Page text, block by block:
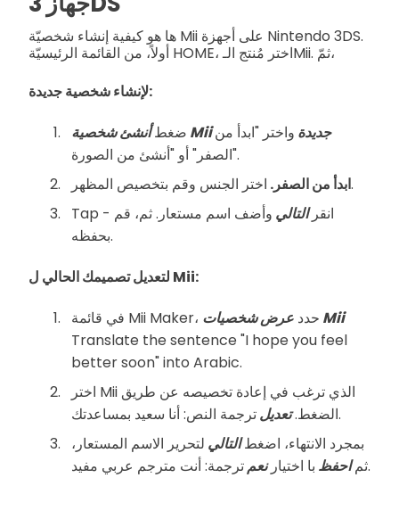
ها هو كيفية إنشاء شخصيّة Mii على أجهزة Nintendo 3DS.
أولاً، من القائمة الرئيسيّة HOME، اختر مُنتج الـMii. ثمّ،
لإنشاء شخصية جديدة:
ضغط
أنشئ شخصية Mii جديدة واختر "ابدأ من
الصفر" أو "أنشئ من الصورة".
ابدأ من الصفر.اختر الجنس وقم بتخصيص المظهر.
Tap - انقرالتالي وأضف اسم مستعار. ثم، قم
بحفظه.
لتعديل تصميمك الحالي ل Mii:
في قائمة Mii Maker، حدد عرض شخصيات Mii
Translate the sentence "I hope you feel
better soon" into Arabic.
اختر Mii الذي ترغب في إعادة تخصيصه عن طريق
الضغط.تعديل
ترجمة النص: أنا سعيد بمساعدتك.
بمجرد الانتهاء، اضغطالتالي لتحرير الاسم المستعار،
ثماحفظ با اختيارنعم ترجمة: أنت مترجم عربي مفيد.